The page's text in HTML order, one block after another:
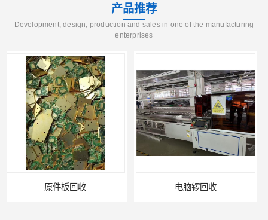
产品推荐
Development, design, production and sales in one of the manufacturing
enterprises
电脑锣回收 回收机器设备